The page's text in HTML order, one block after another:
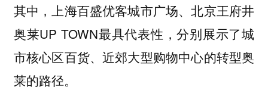
其中，上海百盛优客城市广场、北京王府井
奥莱UP TOWN最具代表性，分别展示了城
市核心区百货、近郊大型购物中心的转型奥
莱的路径。